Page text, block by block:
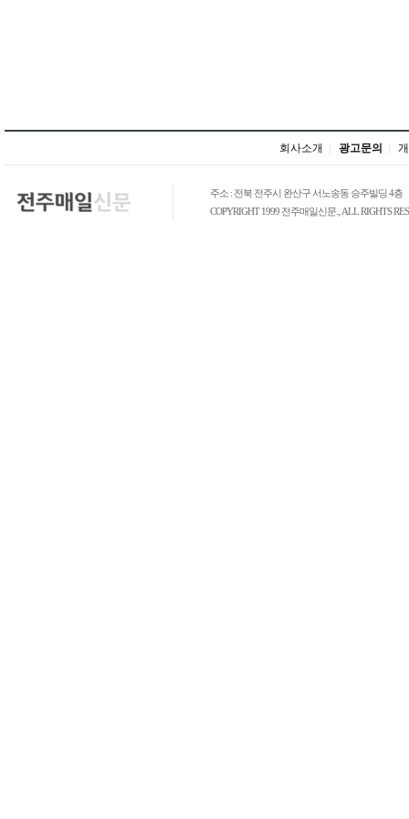
회사소개 광고문의
주소 : 전북 전주시 완산구 서노송동 승주빌딩 4층
COPYRIGHT 1999 전주매일신문., ALL RIGHTS